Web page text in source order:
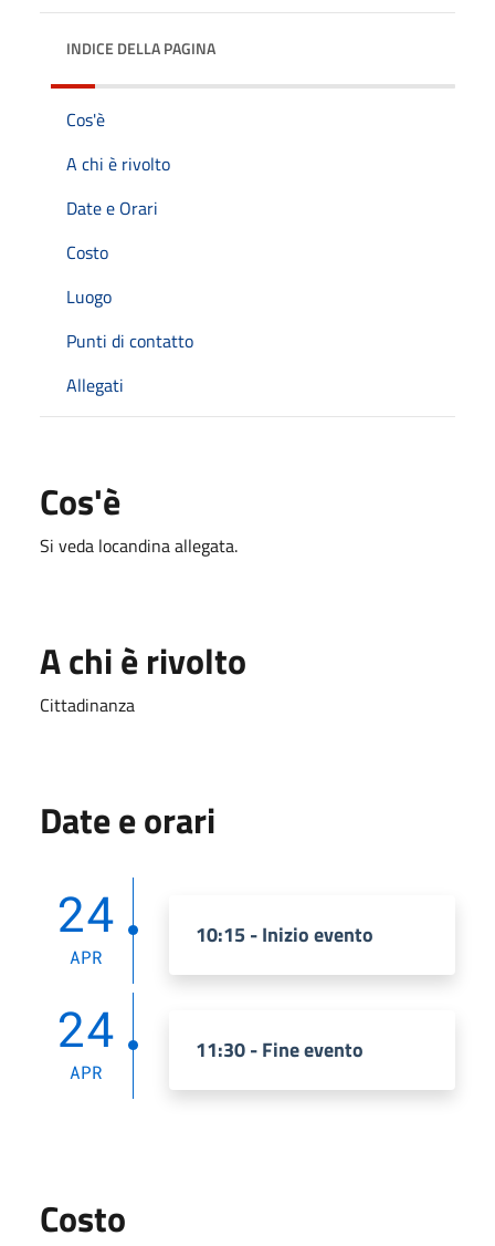
INDICE DELLA PAGINA
Cos'è
A chi è rivolto
Date e Orari
Costo
Luogo
Punti di contatto
Allegati
Cos'è
Si veda locandina allegata.
A chi è rivolto
Cittadinanza
Date e orari
24
APR
10:15 - Inizio evento
24
APR
11:30 - Fine evento
Costo